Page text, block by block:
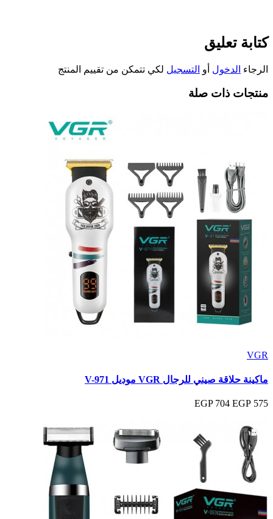
كتابة تعليق
الرجاء الدخول أو التسجيل لكي تتمكن من تقييم المنتج
منتجات ذات صلة
VGR
ماكينة حلاقة صيني للرجال VGR موديل V-971
575 EGP
704 EGP